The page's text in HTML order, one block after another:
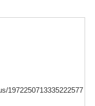
1972250713335222577